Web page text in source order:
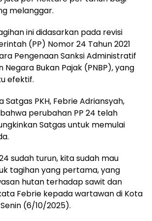
melanggar.
ini didasarkan pada revisi
(PP) Nomor 24 Tahun 2021
Pengenaan Sanksi Administratif
Negara Bukan Pajak (PNBP), yang
efektif.
Satgas PKH, Febrie Adriansyah,
perubahan PP 24 telah
Satgas untuk memulai
sudah turun, kita sudah mau
tagihan yang pertama, yang
hutan terhadap sawit dan
Febrie kepada wartawan di Kota
(6/10/2025).